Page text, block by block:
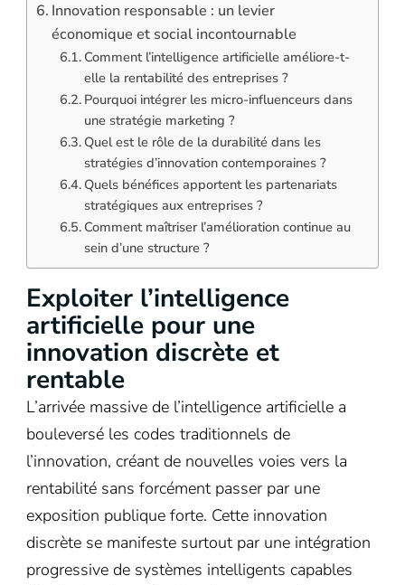
Innovation responsable : un levier
économique et social incontournable
Comment l’intelligence artificielle améliore-t-
elle la rentabilité des entreprises ?
Pourquoi intégrer les micro-influenceurs dans
une stratégie marketing ?
Quel est le rôle de la durabilité dans les
stratégies d’innovation contemporaines ?
Quels bénéfices apportent les partenariats
stratégiques aux entreprises ?
Comment maîtriser l’amélioration continue au
sein d’une structure ?
Exploiter l’intelligence
artificielle pour une
innovation discrète et
rentable
L’arrivée massive de l’intelligence artificielle a
bouleversé les codes traditionnels de
l’innovation, créant de nouvelles voies vers la
rentabilité sans forcément passer par une
exposition publique forte. Cette innovation
discrète se manifeste surtout par une intégration
progressive de systèmes intelligents capables